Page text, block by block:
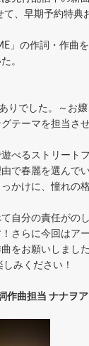
、早期予約特典
」の作詞・作曲
。
りでした。～お
テーマを担当さ
べるストリート
で春麗を選んでい
かけに、憧れの
自分の責任がの
さらに今回はア
をお願いしまし
みください！
作曲担当 ナナヲ